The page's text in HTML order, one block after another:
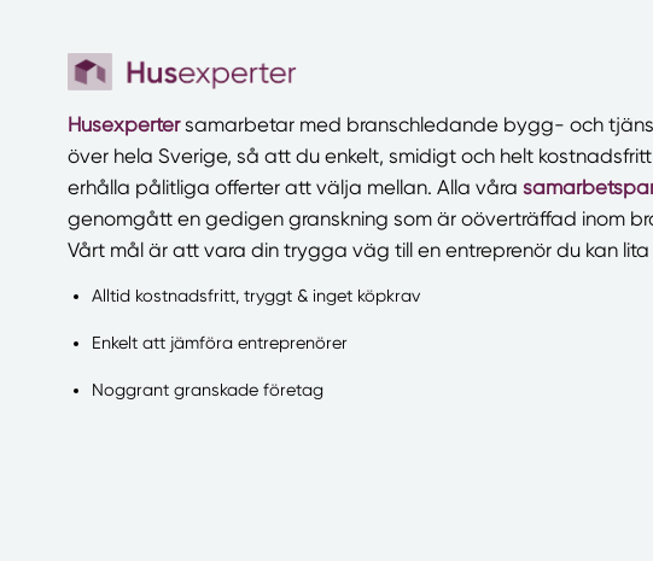
Husexpertersamarbetar med branschledande bygg- och
över hela Sverige, så att du enkelt, smidigt och helt kostnadsfritt
erhålla pålitliga offerter att välja mellan. Alla våra
genomgått en gedigen granskning som är oöverträffad inom
Vårt mål är att vara din trygga väg till en entreprenör du kan
Alltid kostnadsfritt, tryggt & inget köpkrav
Enkelt att jämföra entreprenörer
Noggrant granskade företag